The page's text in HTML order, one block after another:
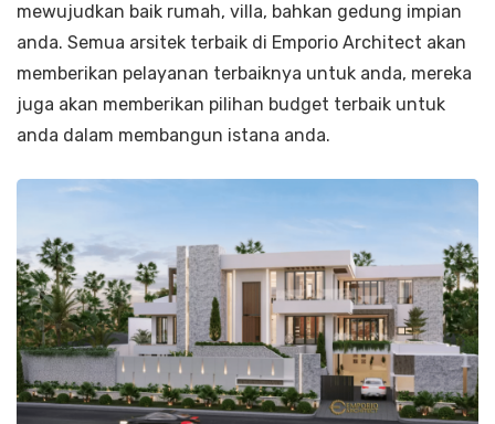
mewujudkan baik rumah, villa, bahkan gedung impian
anda. Semua arsitek terbaik di Emporio Architect akan
memberikan pelayanan terbaiknya untuk anda, mereka
juga akan memberikan pilihan budget terbaik untuk
anda dalam membangun istana anda.